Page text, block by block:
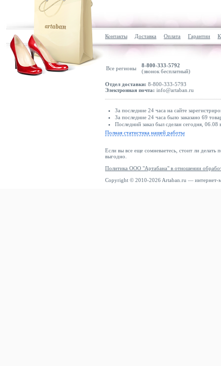
Контакты Доставка Оплата Гарантии
Все регионы
8-800-333-5792
(звонок бесплатный)
Отдел доставки: 8-800-333-5793
Электронная почта: info@artaban.ru
За последние 24 часа на сайте
За последние 24 часа было заказано 69
Последний заказ был сделан сегодня,
Полная статистика нашей работы
Если вы все еще сомневаетесь, стоит ли делать
выгодно.
Политика ООО "Артабана" в отношении
Copyright © 2010-2026 Artaban.ru — интернет-